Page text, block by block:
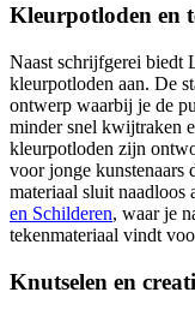
Kleurpotloden en
Naast schrijfgerei biedt
kleurpotloden aan. De
ontwerp waarbij je de
minder snel kwijtraken
kleurpotloden zijn
voor jonge kunstenaars
materiaal sluit naadloos
en Schilderen, waar je
tekenmateriaal vindt
Knutselen en